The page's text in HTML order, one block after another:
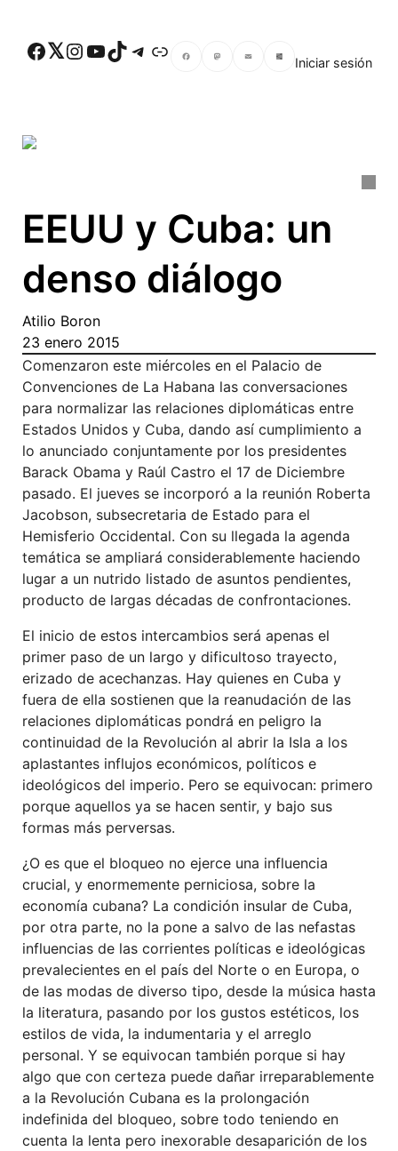
Facebook Twitter Instagram YouTube TikTok Telegram Enlace
Iniciar sesión
EEUU y Cuba: un
denso diálogo
Atilio Boron
23 enero 2015
Comenzaron este miércoles en el Palacio de
Convenciones de La Habana las conversaciones
para normalizar las relaciones diplomáticas entre
Estados Unidos y Cuba, dando así cumplimiento a
lo anunciado conjuntamente por los presidentes
Barack Obama y Raúl Castro el 17 de Diciembre
pasado. El jueves se incorporó a la reunión Roberta
Jacobson, subsecretaria de Estado para el
Hemisferio Occidental. Con su llegada la agenda
temática se ampliará considerablemente haciendo
lugar a un nutrido listado de asuntos pendientes,
producto de largas décadas de confrontaciones.
El inicio de estos intercambios será apenas el
primer paso de un largo y dificultoso trayecto,
erizado de acechanzas. Hay quienes en Cuba y
fuera de ella sostienen que la reanudación de las
relaciones diplomáticas pondrá en peligro la
continuidad de la Revolución al abrir la Isla a los
aplastantes influjos económicos, políticos e
ideológicos del imperio. Pero se equivocan: primero
porque aquellos ya se hacen sentir, y bajo sus
formas más perversas.
¿O es que el bloqueo no ejerce una influencia
crucial, y enormemente perniciosa, sobre la
economía cubana? La condición insular de Cuba,
por otra parte, no la pone a salvo de las nefastas
influencias de las corrientes políticas e ideológicas
prevalecientes en el país del Norte o en Europa, o
de las modas de diverso tipo, desde la música hasta
la literatura, pasando por los gustos estéticos, los
estilos de vida, la indumentaria y el arreglo
personal. Y se equivocan también porque si hay
algo que con certeza puede dañar irreparablemente
a la Revolución Cubana es la prolongación
indefinida del bloqueo, sobre todo teniendo en
cuenta la lenta pero inexorable desaparición de los